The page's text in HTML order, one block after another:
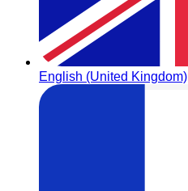
English (United Kingdom)